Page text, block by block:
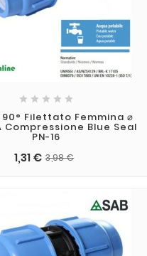
    
Filettato Femmina ⌀
Compressione Blue Seal
PN-16
1,31 € 3,98 €